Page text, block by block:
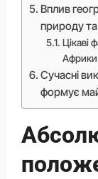
Вплив
природу
Цікаві
Африки
Сучасні
формує